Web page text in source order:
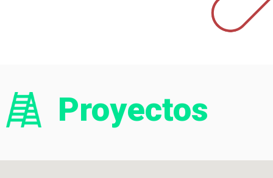
Proyectos